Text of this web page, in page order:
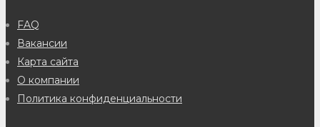
FAQ
Вакансии
Карта сайта
О компании
Политика конфиденциальности